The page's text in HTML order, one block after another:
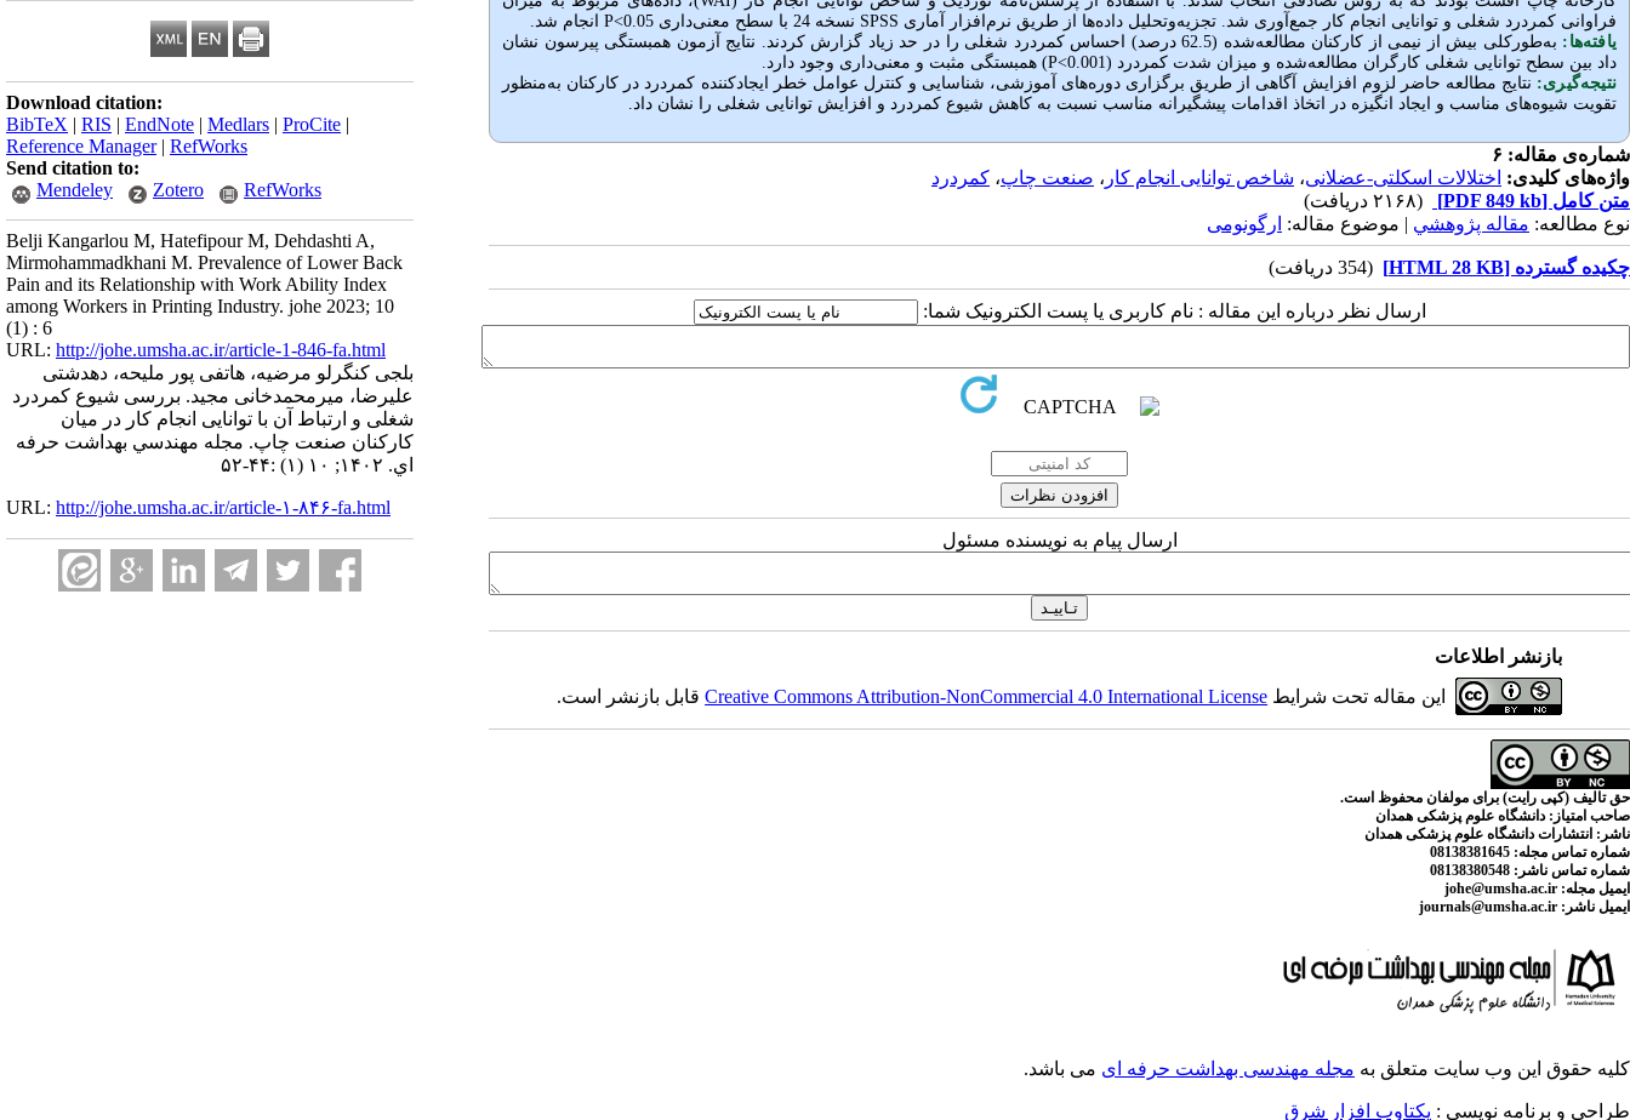
Download citation:
BibTeX | RIS | EndNote | Medlars | ProCite |
Reference Manager| RefWorks
Send citation to:
Mendeley
Zotero RefWorks
Belji Kangarlou M, Hatefipour M, Dehdashti A,
Mirmohammadkhani M. Prevalence of Lower Back
Pain and its Relationship with Work Ability Index
among Workers in Printing Industry. johe 2023; 10
(1) : 6
URL: http://johe.umsha.ac.ir/article-1-846-fa.html
بلجی کنگرلو مرضیه، هاتفی پور ملیحه، دهدشتی
علیرضا، میرمحمدخانی مجید. بررسی شیوع کمردرد
شغلی و ارتباط آن با توانایی انجام کار در میان
کارکنان صنعت چاپ. مجله مهندسي بهداشت حرفه
اي. ۱۴۰۲; ۱۰ (۱) :۴۴-۵۲
URL: http://johe.umsha.ac.ir/article-۱-۸۴۶-fa.html
فراوانی کمردرد شغلی و توانایی انجام کار جمع‌آوری شد. تجزیه‌وتحلیل داده‌ها از طریق نرم‌افزار آماری SPSS نسخه 24 با سطح معنی‌داری 0.05> P انجام شد.
یافته‌ها:
به‌طورکلی بیش از نیمی از کارکنان مطالعه‌شده (62.5 درصد) احساس کمردرد شغلی را در حد زیاد گزارش کردند. نتایج آزمون همبستگی پیرسون نشان
داد بین سطح توانایی شغلی کارگران مطالعه‌شده و میزان شدت کمردرد (0.001
<
P) همبستگی مثبت و معنی‌داری وجود دارد.
نتیجه‌گیری: نتایج مطالعه حاضر لزوم افزایش آگاهی از طریق برگزاری دوره‌های آموزشی، شناسایی و کنترل عوامل خطر ایجادکننده کمردرد در کارکنان به‌منظور
تقویت شیوه‌های مناسب و ایجاد انگیزه در اتخاذ اقدامات پیشگیرانه مناسب نسبت به کاهش شیوع کمردرد و افزایش توانایی شغلی را نشان داد.
شماره‌ی مقاله: ۶
واژه‌های کلیدی: اختلالات اسکلتی-عضلانی، شاخص توانایی انجام کار ، صنعت چاپ، کمردرد
متن کامل [PDF 849 kb]
(۲۱۶۸ دریافت)
نوع مطالعه: مقاله پژوهشي | موضوع مقاله: ارگونومی
چکیده گسترده [HTML 28 KB] (354 دریافت)
ارسال نظر درباره این مقاله : نام کاربری یا پست الکترونیک شما:
ارسال پیام به نویسنده مسئول
بازنشر اطلاعات
این مقاله تحت شرایط Creative Commons Attribution-NonCommercial 4.0 International Licenseقابل بازنشر است.
حق تالیف (کپی رایت) برای مولفان محفوظ است.
صاحب امتیاز: دانشگاه علوم پزشکی همدان
ناشر: انتشارات دانشگاه علوم پزشکی همدان
شماره تماس مجله: 08138381645
شماره تماس ناشر:
ایمیل مجله:
ایمیل ناشر:
کلیه حقوق این وب سایت متعلق به مجله مهندسی بهداشت حرفه ای می باشد.
طراحی و برنامه نویسی : یکتاوب افزار شرق